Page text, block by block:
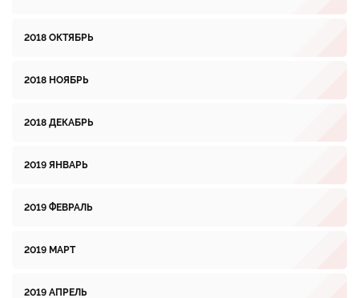
2018 ОКТЯБРЬ
2018 НОЯБРЬ
2018 ДЕКАБРЬ
2019 ЯНВАРЬ
2019 ФЕВРАЛЬ
2019 МАРТ
2019 АПРЕЛЬ